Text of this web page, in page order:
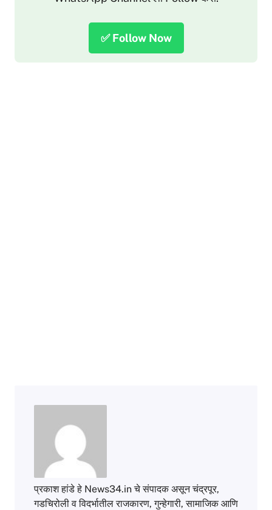
✅ Follow Now
प्रकाश हांडे हे News34.in चे संपादक असून चंद्रपूर,
गडचिरोली व विदर्भातील राजकारण, गुन्हेगारी, सामाजिक आणि